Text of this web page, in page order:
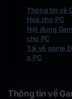
Thông tin về
Hoá cho PC
Nội dung
cho PC
Tải về game
o PC
Thông tin về